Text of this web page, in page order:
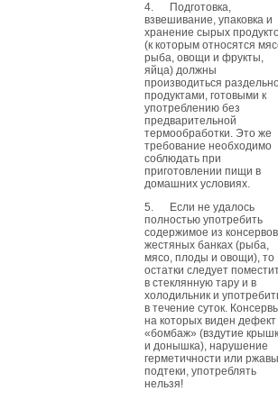
4. Подготовка,
взвешивание, упаковка и
хранение сырых
(к которым относятся
рыба, овощи и фрукты,
яйца) должны
производиться
продуктами, готовыми к
употреблению без
предварительной
термообработки. Это же
требование необходимо
соблюдать при
приготовлении пищи в
домашних условиях.
5. Если не удалось
полностью употребить
содержимое из
жестяных банках (рыба,
мясо, плоды и овощи), то
остатки следует
в стеклянную тару и в
холодильник и
в течение суток.
на которых виден дефект
«бомбаж» (вздутие
и донышка), нарушение
герметичности или
подтеки, употреблять
нельзя!